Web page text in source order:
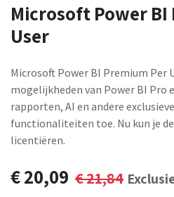
Microsoft Power
User
Microsoft Power BI Premium Per
mogelijkheden van Power BI Pro
rapporten, AI en andere
functionaliteiten toe. Nu kun je
licentiëren.
€20,09 €21,84